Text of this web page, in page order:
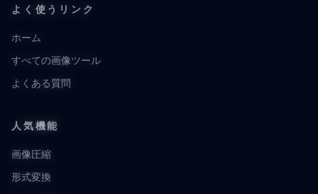
よく使うリンク
ホーム
すべての画像ツール
よくある質問
人気機能
画像圧縮
形式変換